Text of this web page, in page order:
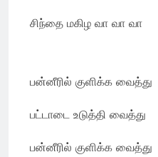
சிந்தை மகிழ வா வா வா
பன்னீரில் குளிக்க வைத்து
பட்டாடை உடுத்தி வைத்து
பன்னீரில் குளிக்க வைத்து